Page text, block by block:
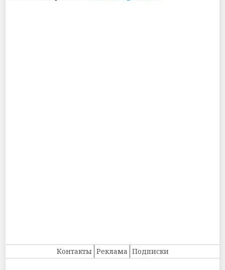
Контакты Реклама Подписки